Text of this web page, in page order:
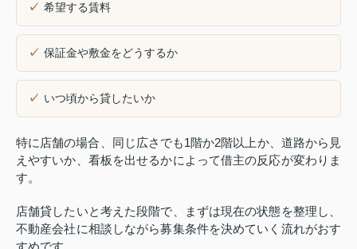
希望する賃料
保証金や敷金をどうするか
いつ頃から貸したいか
特に店舗の場合、同じ広さでも1階か2階以上か、道路から見
えやすいか、看板を出せるかによって借主の反応が変わりま
す。
店舗貸したいと考えた段階で、まずは現在の状態を整理し、
不動産会社に相談しながら募集条件を決めていく流れがおす
すめです。